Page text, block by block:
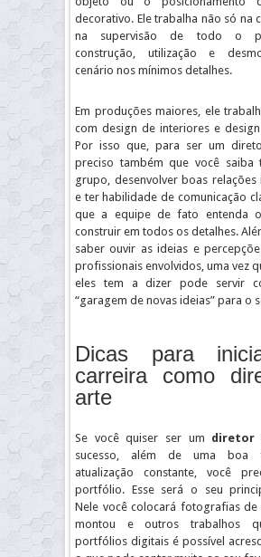
decorativo. Ele trabalha não só na
na supervisão de todo o
construção, utilização e
cenário nos mínimos detalhes.
Em produções maiores, ele
com design de interiores e
Por isso que, para ser um
preciso também que você saiba
grupo, desenvolver boas relações
e ter habilidade de comunicação
que a equipe de fato entenda
construir em todos os detalhes.
saber ouvir as ideias e
profissionais envolvidos, uma vez
eles tem a dizer pode servir
“garagem de novas ideias” para o
Dicas para
carreira como
arte
Se você quiser ser um diretor
sucesso, além de uma boa
atualização constante, você
portfólio. Esse será o seu
Nele você colocará fotografias de
montou e outros trabalhos
portfólios digitais é possível